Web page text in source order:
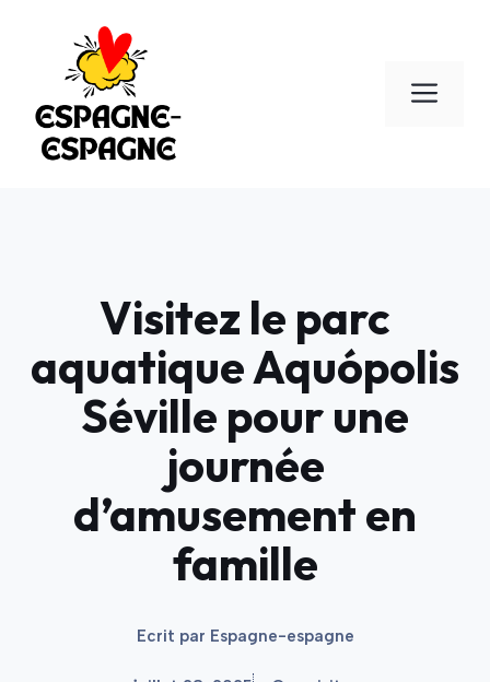
contenu
Visitez le parc
aquatique Aquópolis
Séville pour une
journée
d’amusement en
famille
Ecrit par Espagne-espagne